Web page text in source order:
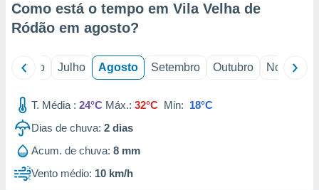
e
de
Como está o tempo em Vila Velha de
Ródão em agosto?
Junho Julho Agosto Setembro Outubro Novembro
T. Média : 24°C Máx.: 32°C Min: 18°C
Dias de chuva: 2 dias
Acum. de chuva: 8 mm
Vento médio: 10 km/h